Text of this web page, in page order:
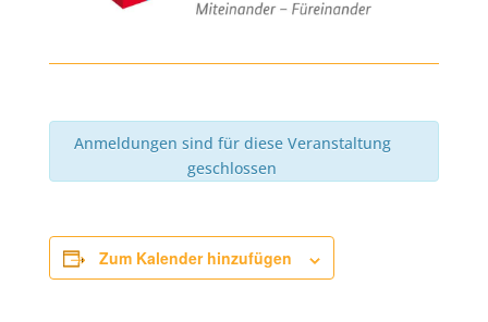
Anmeldungen sind für diese Veranstaltung
geschlossen
Zum Kalender hinzufügen